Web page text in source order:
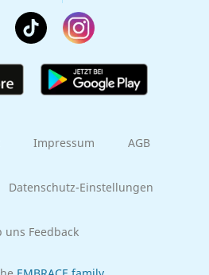
Impressum AGB
Datenschutz-Einstellungen
uns Feedback